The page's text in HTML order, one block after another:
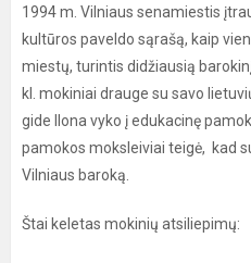
1994 m. Vilniaus senamiestis
kultūros paveldo sąrašą, kaip
miestų, turintis didžiausią
kl. mokiniai drauge su savo
gide Ilona vyko į edukacinę
pamokos moksleiviai teigė, kad
Vilniaus baroką.
Štai keletas mokinių atsiliepimų: